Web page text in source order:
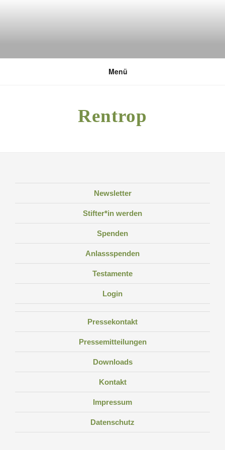
DEUTSCHE UMWELTSTIFTUNG
Menü
Rentrop
Newsletter
Stifter*in werden
Spenden
Anlassspenden
Testamente
Login
Pressekontakt
Pressemitteilungen
Downloads
Kontakt
Impressum
Datenschutz